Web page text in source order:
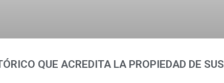
QUE ACREDITA LA PROPIEDAD DE SUS